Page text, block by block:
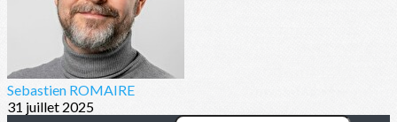
Sebastien ROMAIRE
31 juillet 2025